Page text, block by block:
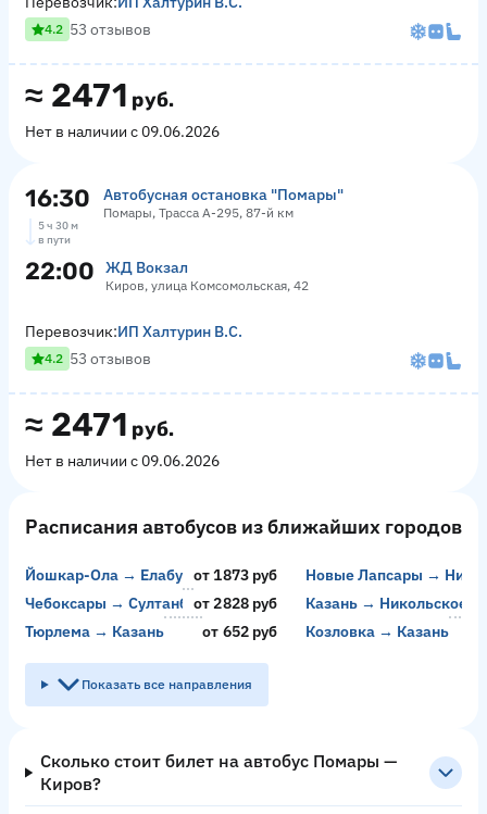
≈ 2471 руб.
Нет в наличии с 09.06.2026
4.2 53 отзывов
16:30 Автобусная остановка "Помары"
Помары, Трасса А-295, 87-й км
5 ч 30 м
в пути
22:00 ЖД Вокзал
Киров, улица Комсомольская, 42
≈ 2471 руб.
Нет в наличии с 09.06.2026
Перевозчик:ИП Халтурин В.С.
4.2 53 отзывов
Расписания автобусов из ближайших городов
Йошкар-Ола → Елабугаот 1873 руб
Новые Лапсары →
Чебоксары → Султанбековоот 2828 руб
Казань → Никольское
Тюрлема → Казань
от 652 руб Козловка → Казань
Показать все направления
Сколько стоит билет на автобус Помары —
Киров?